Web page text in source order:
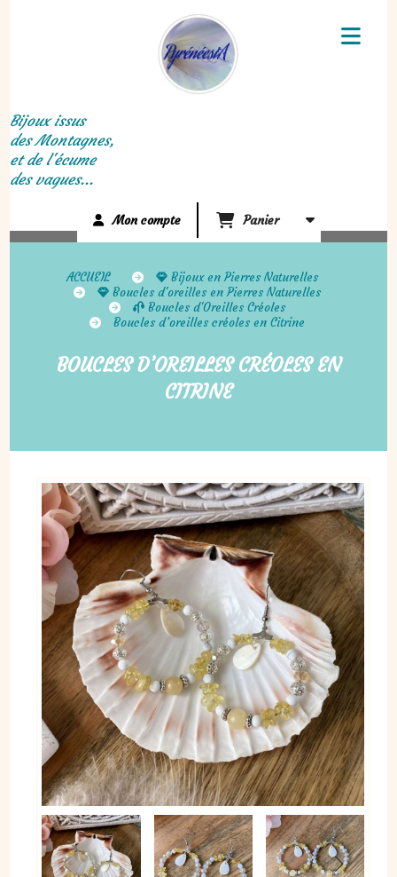
Bijoux issus
des Montagnes,
et de l'écume
des vagues...
Mon compte Panier
ACCUEIL
Bijoux en Pierres Naturelles
Boucles d'oreilles en Pierres Naturelles
Boucles d'Oreilles Créoles
Boucles d’oreilles créoles en Citrine
BOUCLES D’OREILLES CRÉOLES EN
CITRINE